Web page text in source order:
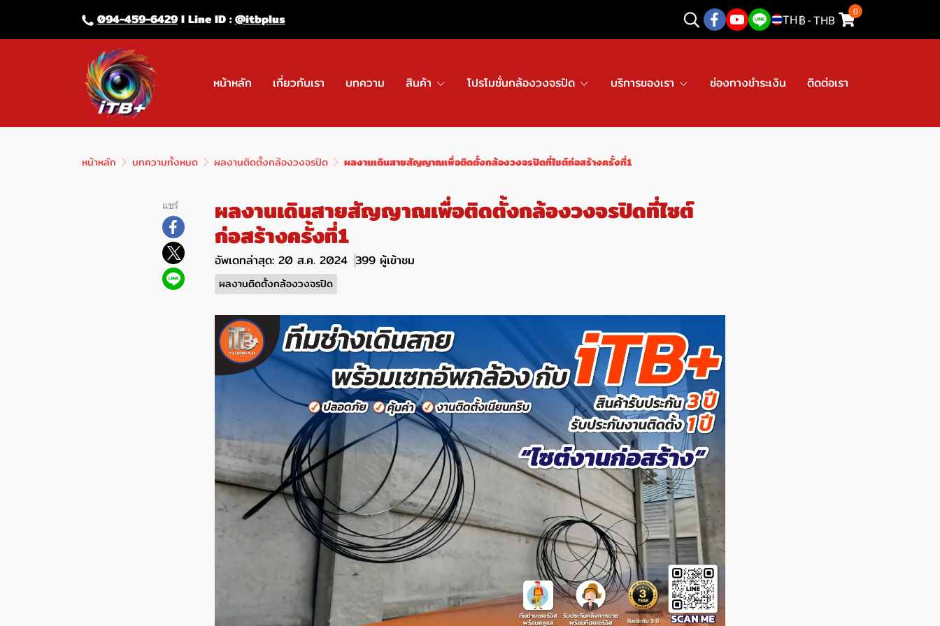
094-459-6429l Line lD :@itbplus TH ฿ - THB
0
หน้าหลัก เกี่ยวกับเรา บทความ สินค้า โปรโมชั่นกล้องวงจรปิด บริการของเรา ช่องทางชำระเงิน ติดต่อเรา
หน้าหลัก บทความทั้งหมด ผลงานติดตั้งกล้องวงจรปิด ผลงานเดินสายสัญญาณเพื่อติดตั้งกล้องวงจรปิดที่ไซต์ก่อสร้างครั้งที่1
แชร์ ผลงานเดินสายสัญญาณเพื่อติดตั้งกล้องวงจรปิดที่ไซต์
ก่อสร้างครั้งที่1
อัพเดทล่าสุด: 20 ส.ค. 2024 399 ผู้เข้าชม
ผลงานติดตั้งกล้องวงจรปิด